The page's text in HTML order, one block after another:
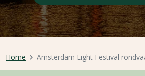
Home Amsterdam Light Festival